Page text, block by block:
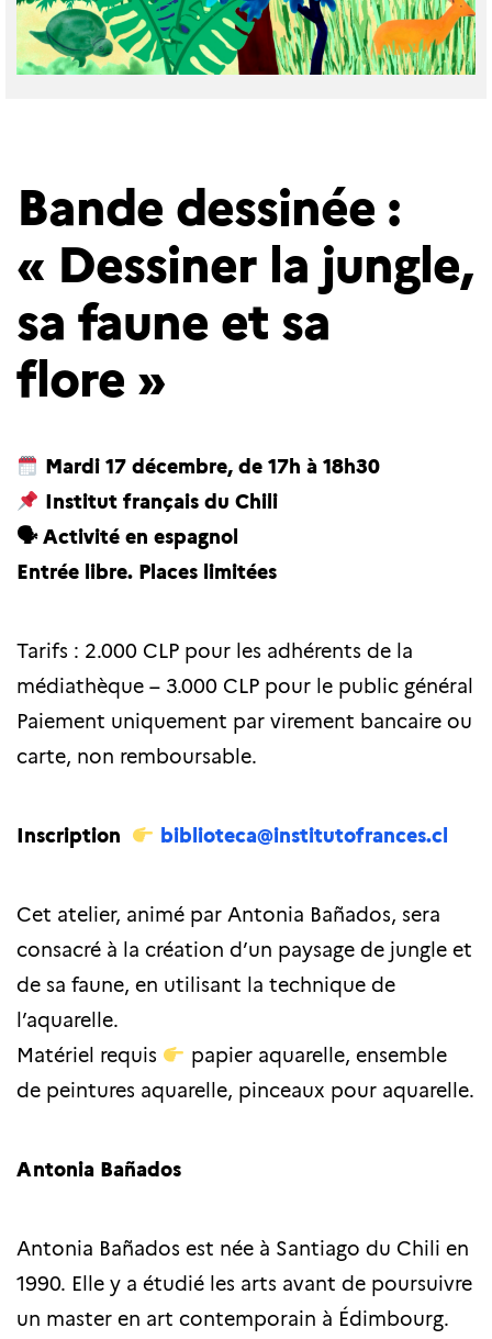
Bande dessinée :
« Dessiner la jungle,
sa faune et sa
flore »
Mardi 17 décembre, de 17h à 18h30
Institut français du Chili
🗣 Activité en espagnol
Entrée libre. Places limitées
Tarifs : 2.000 CLP pour les adhérents de la
médiathèque – 3.000 CLP pour le public général
Paiement uniquement par virement bancaire ou
carte, non remboursable.
Inscription biblioteca@institutofrances.cl
Cet atelier, animé par Antonia Bañados, sera
consacré à la création d’un paysage de jungle et
de sa faune, en utilisant la technique de
l’aquarelle.
Matériel requis
papier aquarelle, ensemble
de peintures aquarelle, pinceaux pour aquarelle.
Antonia Bañados
Antonia Bañados est née à Santiago du Chili en
1990. Elle y a étudié les arts avant de poursuivre
un master en art contemporain à Édimbourg.